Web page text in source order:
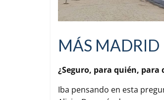
MÁS MADRID
¿Seguro, para quién, para
Iba pensando en esta